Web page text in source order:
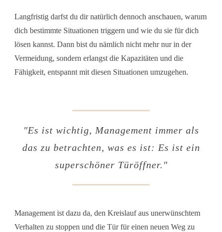
Langfristig darfst du dir natürlich dennoch anschauen, warum
dich bestimmte Situationen triggern und wie du sie für dich
lösen kannst. Dann bist du nämlich nicht mehr nur in der
Vermeidung, sondern erlangst die Kapazitäten und die
Fähigkeit, entspannt mit diesen Situationen umzugehen.
"Es ist wichtig, Management immer als
das zu betrachten, was es ist: Es ist ein
superschöner Türöffner."
Management ist dazu da, den Kreislauf aus unerwünschtem
Verhalten zu stoppen und die Tür für einen neuen Weg zu